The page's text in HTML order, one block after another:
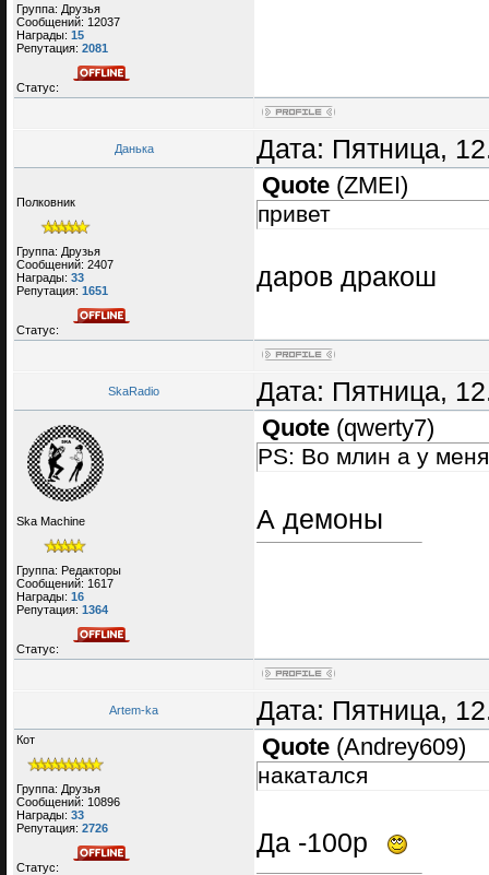
Группа: Друзья
Сообщений: 12037
Награды: 15
Репутация: 2081
Статус:
Данька Дата: Пятница,
Полковник
Группа: Друзья
Сообщений: 2407
Награды: 33
Репутация: 1651
Статус:
Quote (ZMEI)
привет
даров дракош
SkaRadio Дата: Пятница,
Ska Machine
Группа: Редакторы
Сообщений: 1617
Награды: 16
Репутация: 1364
Статус:
Quote (qwerty7)
PS: Во млин а у
А демоны
Artem-ka Дата: Пятница,
Кот
Группа: Друзья
Сообщений: 10896
Награды: 33
Репутация: 2726
Статус:
Quote (Andrey609)
накатался
Да -100р